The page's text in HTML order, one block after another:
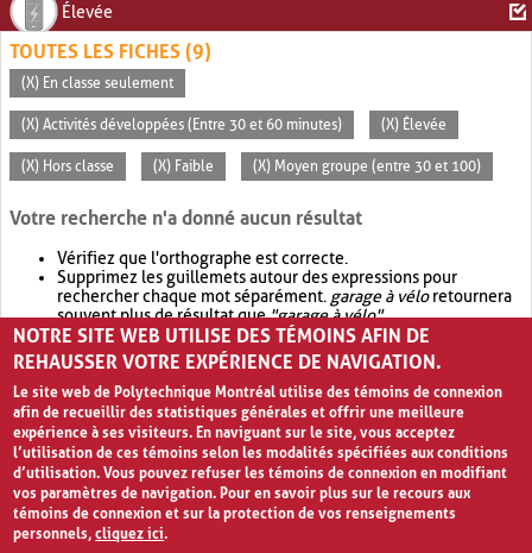
Élevée
TOUTES LES FICHES (9)
(X) En classe seulement
(X) Activités développées (Entre 30 et 60 minutes) (X) Élevée
(X) Hors classe (X) Faible (X) Moyen groupe (entre 30 et 100)
Votre recherche n'a donné aucun résultat
Vérifiez que l'orthographe est correcte.
Supprimez les guillemets autour des expressions pour
rechercher chaque mot séparément. garage à véloretournera
souvent plus de résultat que"garage à vélo".
Envisagez d'élargir votre recherche avec OR.garage OR vélo
retournera souvent plus de résultat quegarage à vélo
NOTRE SITE WEB UTILISE DES TÉMOINS AFIN DE
REHAUSSER VOTRE EXPÉRIENCE DE NAVIGATION.
Le site web de Polytechnique Montréal utilise des témoins de connexion
afin de recueillir des statistiques générales et offrir une meilleure
expérience à ses visiteurs. En naviguant sur le site, vous acceptez
l’utilisation de ces témoins selon les modalités spécifiées aux conditions
d’utilisation. Vous pouvez refuser les témoins de connexion en modifiant
vos paramètres de navigation. Pour en savoir plus sur le recours aux
témoins de connexion et sur la protection de vos renseignements
personnels,cliquez ici.